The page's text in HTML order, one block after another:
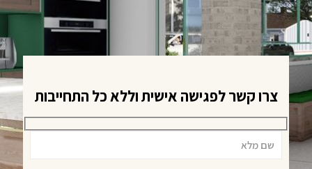
צרו קשר לפגישה אישית וללא כל התחייבות